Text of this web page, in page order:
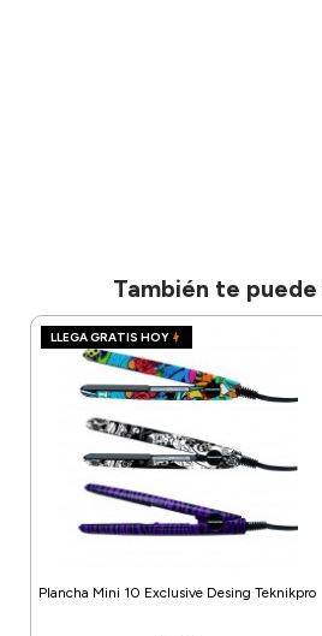
También te
LLEGA GRATIS HOY
Plancha Mini 10 Exclusive Desing Teknikpro